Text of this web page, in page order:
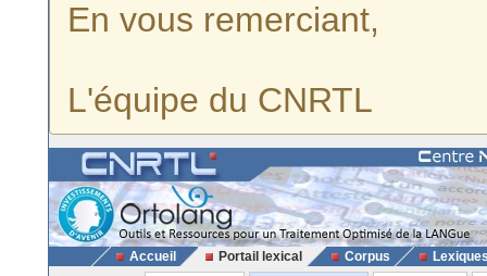
En vous remerciant,
L'équipe du CNRTL
Accueil Portail lexical Corpus